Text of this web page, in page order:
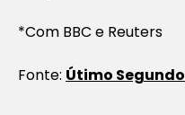
*Com BBC e Reuters
Fonte: Útimo Segundo